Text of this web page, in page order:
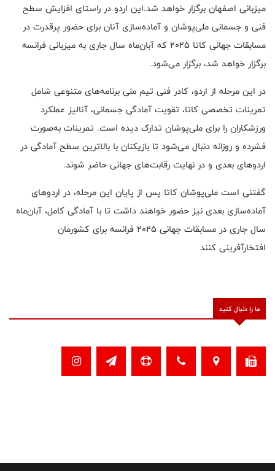
میزبانی اصفهان برگزار خواهد شد.این اردو در راستای افزایش سطح
فنی و جسمانی ملی‌پوشان و آماده‌سازی آنان برای حضور پرقدرت در
مسابقات جهانی کاتا ۲۰۲۵ که آبان‌ماه سال جاری به میزبانی فرانسه
برگزار خواهد شد، برگزار می‌شود.
در این مرحله از اردو، کادر فنی تیم ملی برنامه‌های متنوعی شامل
تمرینات تخصصی کاتا، تقویت آمادگی جسمانی، آنالیز عملکرد
ورزشکاران را برای ملی‌پوشان تدارک دیده است. تمرینات به‌صورت
فشرده و روزانه دنبال می‌شود تا بازیکنان با بالاترین سطح آمادگی در
اردوهای بعدی و در نهایت رقابت‌های جهانی حاضر شوند.
گفتنی است ملی‌پوشان کاتا پس از پایان این مرحله، در اردوهای
آماده‌سازی بعدی نیز حضور خواهند داشت تا با آمادگی کامل، آبان‌ماه
سال جاری در مسابقات جهانی ۲۰۲۵ فرانسه برای کشورمان
افتخارآفرینی کنند
ما را دنبال کنید